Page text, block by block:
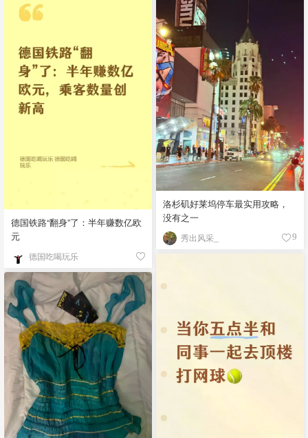
德国铁路“翻身”了：半年赚数亿欧
元
德国吃喝玩乐
洛杉矶好莱坞停车最实用攻略，
没有之一
秀出风采_ 9